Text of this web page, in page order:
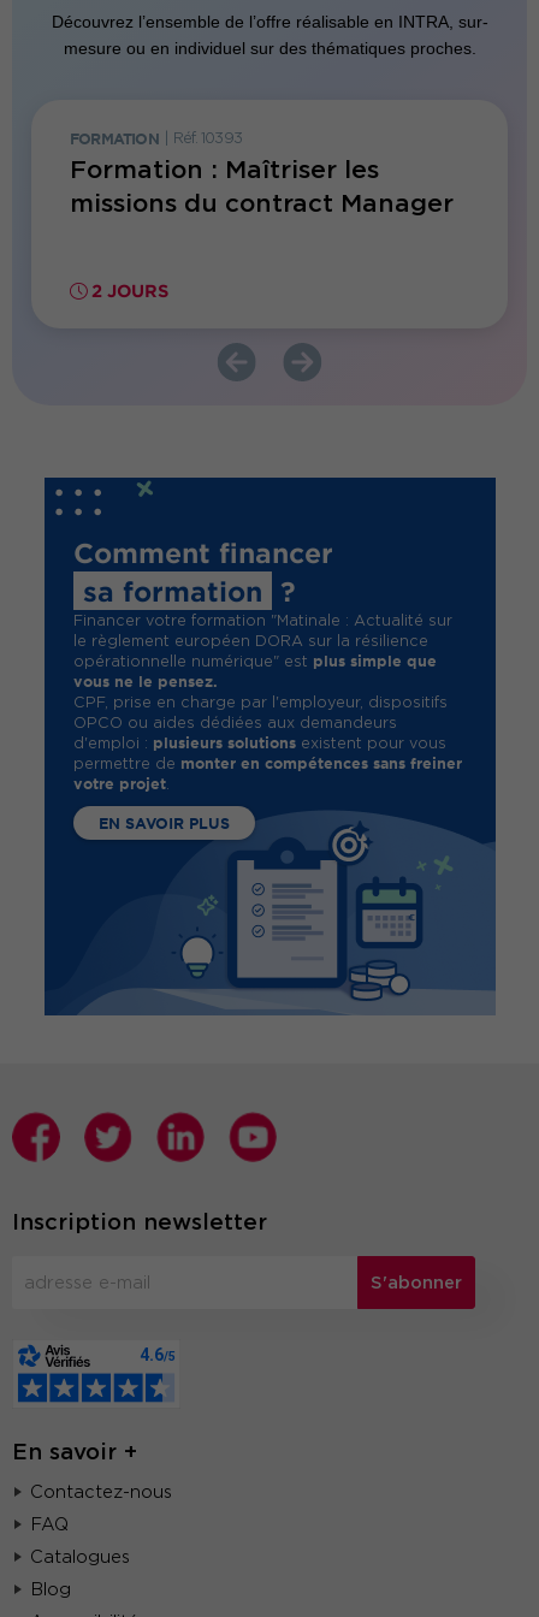
Découvrez l’ensemble de l’offre réalisable en INTRA, sur-
mesure ou en individuel sur des thématiques proches.
FORMATION Réf. 10393
Formation : Maîtriser les
missions du contract Manager
2 JOURS
Comment financer
sa formation
?
Financer votre formation "Matinale : Actualité sur
le règlement européen DORA sur la résilience
opérationnelle numérique" est plus simple que
vous ne le pensez.
CPF, prise en charge par l'employeur, dispositifs
OPCO ou aides dédiées aux demandeurs
d'emploi : plusieurs solutionsexistent pour vous
permettre de monter en compétences sans freiner
votre projet.
EN SAVOIR PLUS
Inscription newsletter
S'abonner
En savoir +
Contactez-nous
FAQ
Catalogues
Blog